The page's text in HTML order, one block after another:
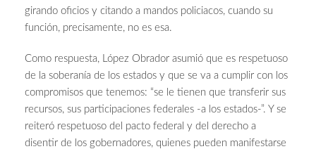
girando oficios y citando a mandos policiacos, cuando su
función, precisamente, no es esa.
Como respuesta, López Obrador asumió que es respetuoso
de la soberanía de los estados y que se va a cumplir con los
compromisos que tenemos: “se le tienen que transferir sus
recursos, sus participaciones federales -a los estados-”. Y se
reiteró respetuoso del pacto federal y del derecho a
disentir de los gobernadores, quienes pueden manifestarse